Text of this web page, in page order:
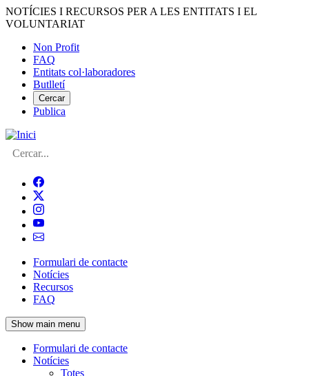
Vés
al
NOTÍCIES I RECURSOS PER A LES ENTITATS I EL
VOLUNTARIAT
Menú
del
compte
d'usuari
Non Profit
FAQ
Entitats col·laboradores
Butlletí
Cercar
Publica
Cerca
Navegació
principal
de
l'encapçalament
Formulari de contacte
Notícies
Recursos
FAQ
Show main menu
Navegació
Formulari de contacte
Notícies
Totes